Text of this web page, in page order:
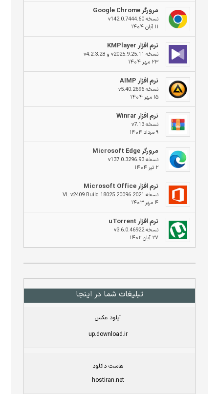
مرورگر Google Chrome
نسخه v142.0.7444.60
۱۱ آبان ۱۴۰۴
نرم افزار KMPlayer
نسخه v2025.9.25.11 و v4.2.3.28
۲۳ مهر ۱۴۰۴
نرم افزار AIMP
نسخه v5.40.2696
۱۵ مهر ۱۴۰۴
نرم افزار Winrar
نسخه v7.13
۹ مرداد ۱۴۰۴
مرورگر Microsoft Edge
نسخه v137.0.3296.93
۲ تیر ۱۴۰۴
نرم افزار Microsoft Office
نسخه 2021 VL v2409 Build 18025.20096
۴ مهر ۱۴۰۳
نرم افزار uTorrent
نسخه v3.6.0.46922
۲۷ آبان ۱۴۰۲
تبلیغات شما در اینجا
آپلود عکس
up.download.ir
هاست دانلود
hostiran.net